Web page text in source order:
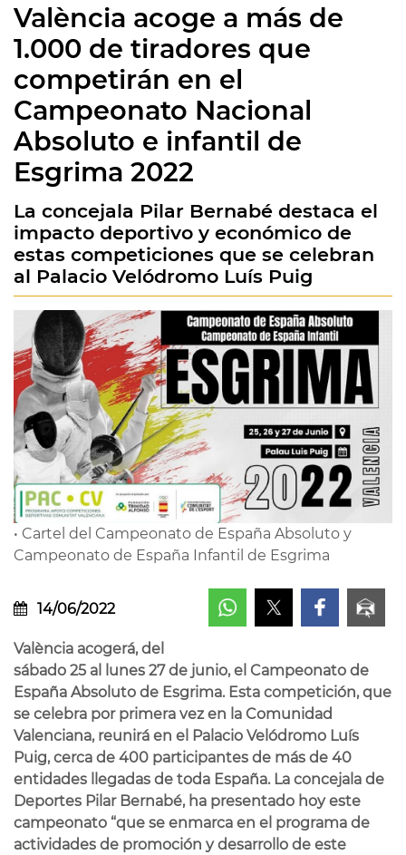
València acoge a más de
1.000 de tiradores que
competirán en el
Campeonato Nacional
Absoluto e infantil de
Esgrima 2022
La concejala Pilar Bernabé destaca el
impacto deportivo y económico de
estas competiciones que se celebran
al Palacio Velódromo Luís Puig
• Cartel del Campeonato de España Absoluto y
Campeonato de España Infantil de Esgrima
14/06/2022
València acogerá, del
sábado 25 al lunes 27 de junio, el Campeonato de
España Absoluto de Esgrima. Esta competición, que
se celebra por primera vez en la Comunidad
Valenciana, reunirá en el Palacio Velódromo Luís
Puig, cerca de 400 participantes de más de 40
entidades llegadas de toda España. La concejala de
Deportes Pilar Bernabé, ha presentado hoy este
campeonato “que se enmarca en el programa de
actividades de promoción y desarrollo de este